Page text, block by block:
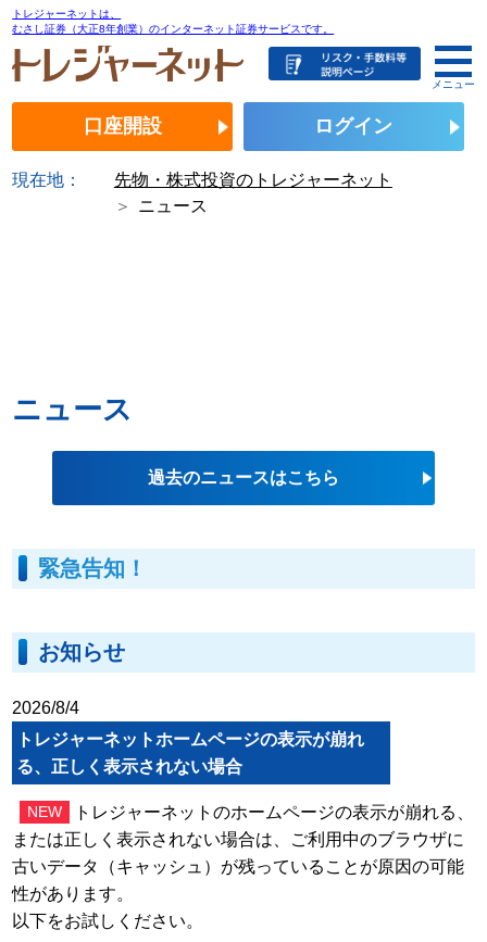
トレジャーネットは、
むさし証券（大正8年創業）のインターネット証券サービスです。
口座開設 ログイン
メニュー
現在地：
先物・株式投資のトレジャーネット
ニュース
ニュース
過去のニュースはこちら
緊急告知！
お知らせ
2026/8/4
トレジャーネットホームページの表示が崩れ
る、正しく表示されない場合
NEW
トレジャーネットのホームページの表示が崩れる、
または正しく表示されない場合は、ご利用中のブラウザに
古いデータ（キャッシュ）が残っていることが原因の可能
性があります。
以下をお試しください。